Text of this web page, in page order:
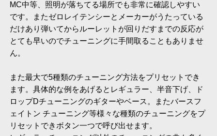
MC中等、照明が落ちてる場所でも非常に確認しやすい
です。またゼロレイテンシーとメーカーがうたっている
だけあり弾いてからルーレットが回りだすまでの反応が
とても早いのでチューニングに手間取ることもありませ
ん。
また最大で5種類のチューニング方法をプリセットでき
ます。具体的な例をあげるとレギュラー、半音下げ、ド
ロップDチューニングのギターやベース。またバースフ
ェイトン チューニング等様々な種類のチューニングをプ
リセットできボタン一つで呼び出せます。